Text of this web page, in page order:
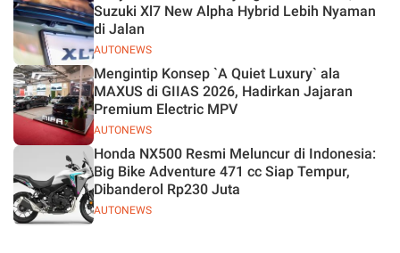
AUTONEWS
Suzuki Xl7 New Alpha Hybrid Lebih Nyaman
di Jalan
AUTONEWS
Mengintip Konsep `A Quiet Luxury` ala
MAXUS di GIIAS 2026, Hadirkan Jajaran
Premium Electric MPV
AUTONEWS
Honda NX500 Resmi Meluncur di Indonesia:
Big Bike Adventure 471 cc Siap Tempur,
Dibanderol Rp230 Juta